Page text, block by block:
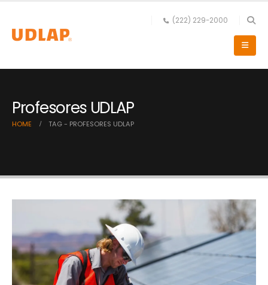
(222) 229-2000
Profesores UDLAP
HOME TAG - PROFESORES UDLAP